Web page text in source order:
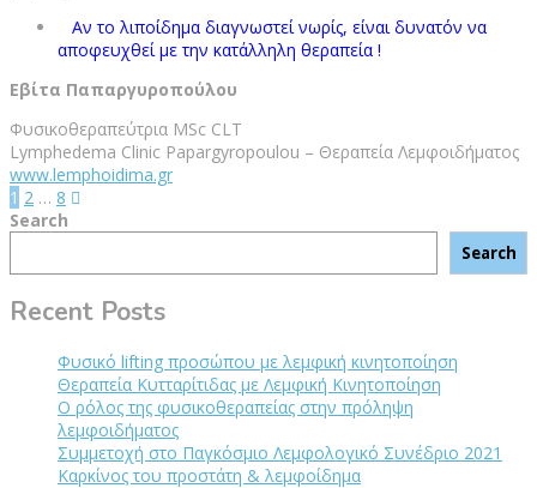
Αν το λιποίδημα διαγνωστεί νωρίς, είναι δυνατόν να
αποφευχθεί με την κατάλληλη θεραπεία !
Εβίτα Παπαργυροπούλου
Φυσικοθεραπεύτρια MSc CLT
Lymphedema Clinic Papargyropoulou – Θεραπεία Λεμφοιδήματος
www.lemphoidima.gr
Posts
pagination
1 2 … 8
Search
Search
Recent Posts
Φυσικό lifting προσώπου με λεμφική κινητοποίηση
Θεραπεία Κυτταρίτιδας με Λεμφική Κινητοποίηση
Ο ρόλος της φυσικοθεραπείας στην πρόληψη
λεμφοιδήματος
Συμμετοχή στο Παγκόσμιο Λεμφολογικό Συνέδριο 2021
Καρκίνος του προστάτη & λεμφοίδημα